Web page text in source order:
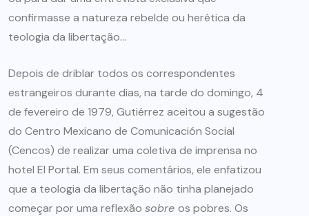
confirmasse a natureza rebelde ou herética da
teologia da libertação…
Depois de driblar todos os correspondentes
estrangeiros durante dias, na tarde do domingo, 4
de fevereiro de 1979, Gutiérrez aceitou a sugestão
do Centro Mexicano de Comunicación Social
(Cencos) de realizar uma coletiva de imprensa no
hotel El Portal. Em seus comentários, ele enfatizou
que a teologia da libertação não tinha planejado
começar por uma reflexão sobre os pobres. Os